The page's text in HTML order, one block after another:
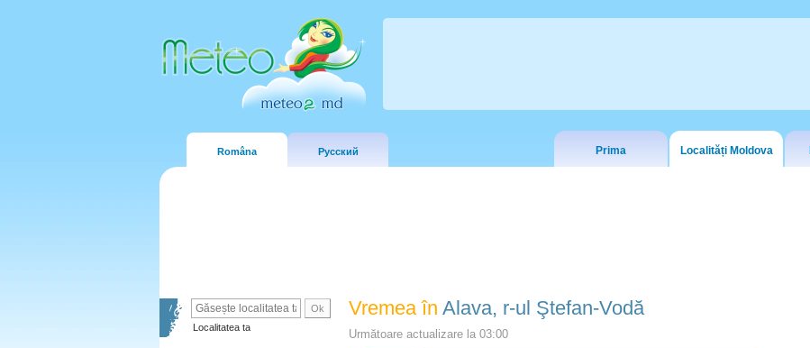
Româna Русский Prima Localități Moldova
Localitatea ta
Vremea în Alava, r-ul Ştefan-Vodă
Următoare actualizare la 03:00